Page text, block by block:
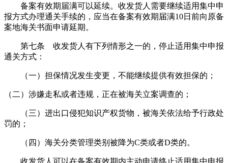
备案有效期届满可以延续。收发货人需要继续适用集中申
报方式办理通关手续的，应当在备案有效期届满10日前向原备
案地海关书面申请延期。
第七条 收发货人有下列情形之一的，停止适用集中申报
通关方式：
（一）担保情况发生变更，不能继续提供有效担保的；
（二）涉嫌走私或者违规，正在被海关立案调查的；
（三）进出口侵犯知识产权货物，被海关依法给予行政处
罚的；
（四）海关分类管理类别被降为C类或者D类的。
收发货人可以在备案有效期内主动申请终止适用集中申报